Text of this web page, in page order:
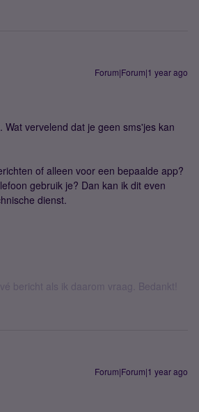
Forum|Forum|1 year ago
Wat vervelend dat je geen sms'jes kan
of alleen voor een bepaalde app?
gebruik je? Dan kan ik dit even
dienst.
bericht als ik daarom vraag. Bedankt!
Forum|Forum|1 year ago